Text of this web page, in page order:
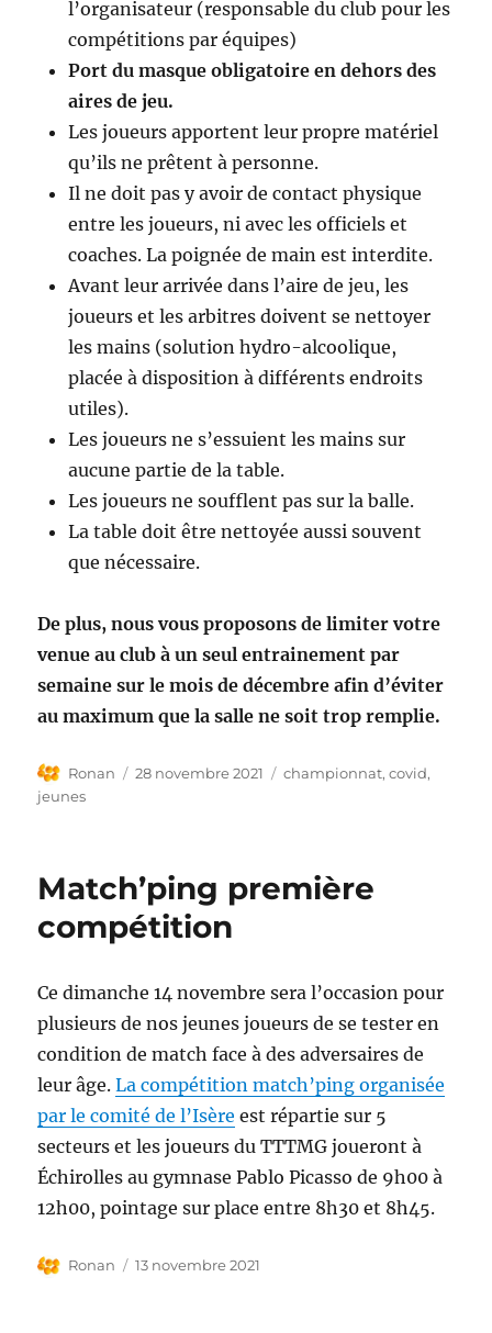
l’organisateur (responsable du club pour les
compétitions par équipes)
Port du masque obligatoire en dehors des
aires de jeu.
Les joueurs apportent leur propre matériel
qu’ils ne prêtent à personne.
Il ne doit pas y avoir de contact physique
entre les joueurs, ni avec les officiels et
coaches. La poignée de main est interdite.
Avant leur arrivée dans l’aire de jeu, les
joueurs et les arbitres doivent se nettoyer
les mains (solution hydro-alcoolique,
placée à disposition à différents endroits
utiles).
Les joueurs ne s’essuient les mains sur
aucune partie de la table.
Les joueurs ne soufflent pas sur la balle.
La table doit être nettoyée aussi souvent
que nécessaire.
De plus, nous vous proposons de limiter votre
venue au club à un seul entrainement par
semaine sur le mois de décembre afin d’éviter
au maximum que la salle ne soit trop remplie.
Auteur
Ronan
Publié
28 novembre 2021 Étiquettes
championnat,covid,
jeunes
Match’ping première
compétition
Ce dimanche 14 novembre sera l’occasion pour
plusieurs de nos jeunes joueurs de se tester en
condition de match face à des adversaires de
leur âge.La compétition match’ping organisée
par le comité de l’Isère est répartie sur 5
secteurs et les joueurs du TTTMG joueront à
Échirolles au gymnase Pablo Picasso de 9h00 à
12h00, pointage sur place entre 8h30 et 8h45.
Auteur
Ronan
Publié
13 novembre 2021